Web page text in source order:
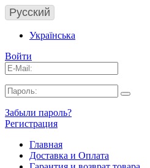
Русский
Українська
Войти
Забыли пароль?
Регистрация
Главная
Доставка и Оплата